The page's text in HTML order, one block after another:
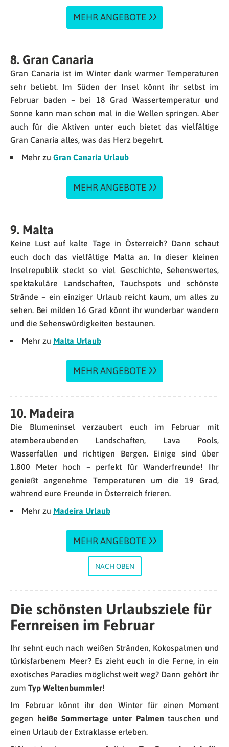
MEHR ANGEBOTE
8. Gran Canaria
Gran Canaria ist im Winter dank warmer Temperaturen
sehr beliebt. Im Süden der Insel könnt ihr selbst im
Februar baden – bei 18 Grad Wassertemperatur und
Sonne kann man schon mal in die Wellen springen. Aber
auch für die Aktiven unter euch bietet das vielfältige
Gran Canaria alles, was das Herz begehrt.
Mehr zu Gran Canaria Urlaub
MEHR ANGEBOTE
9. Malta
Keine Lust auf kalte Tage in Österreich? Dann schaut
euch doch das vielfältige Malta an. In dieser kleinen
Inselrepublik steckt so viel Geschichte, Sehenswertes,
spektakuläre Landschaften, Tauchspots und schönste
Strände – ein einziger Urlaub reicht kaum, um alles zu
sehen. Bei milden 16 Grad könnt ihr wunderbar wandern
und die Sehenswürdigkeiten bestaunen.
Mehr zu Malta Urlaub
MEHR ANGEBOTE
10. Madeira
Die Blumeninsel verzaubert euch im Februar mit
atemberaubenden Landschaften, Lava Pools,
Wasserfällen und richtigen Bergen. Einige sind über
1.800 Meter hoch – perfekt für Wanderfreunde! Ihr
genießt angenehme Temperaturen um die 19 Grad,
während eure Freunde in Österreich frieren.
Mehr zu Madeira Urlaub
MEHR ANGEBOTE
NACH OBEN
Die schönsten Urlaubsziele für
Fernreisen im Februar
Ihr sehnt euch nach weißen Stränden, Kokospalmen und
türkisfarbenem Meer? Es zieht euch in die Ferne, in ein
exotisches Paradies möglichst weit weg? Dann gehört ihr
zum Typ Weltenbummler!
Im Februar könnt ihr den Winter für einen Moment
gegen
heiße Sommertage unter Palmen tauschen und
einen Urlaub der Extraklasse erleben.